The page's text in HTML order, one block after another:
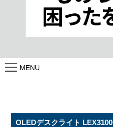
MENU
OLEDデスクライト LEX3100